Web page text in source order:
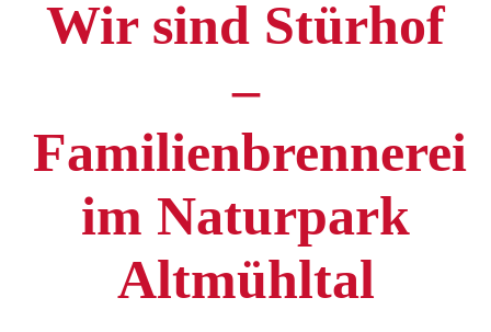
Getränkemarkt
Historie
Wir sind Stürhof
–
Familienbrennerei
im Naturpark
Altmühltal